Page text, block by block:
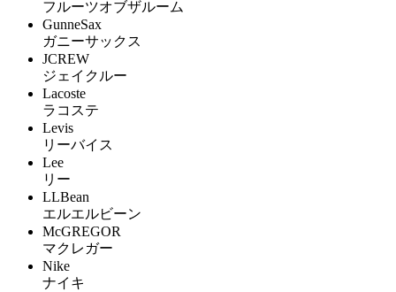
フルーツオブザルーム
GunneSax
ガニーサックス
JCREW
ジェイクルー
Lacoste
ラコステ
Levis
リーバイス
Lee
リー
LLBean
エルエルビーン
McGREGOR
マクレガー
Nike
ナイキ